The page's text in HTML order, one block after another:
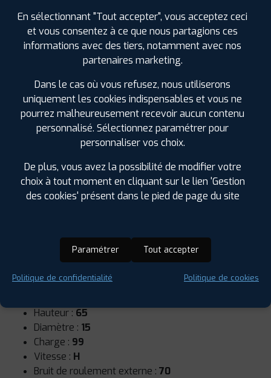
Runflat :Non
Hauteur : 65
Diamètre : 15
Charge : 99
Vitesse : H
Bruit de roulement externe : 70
En sélectionnant "Tout accepter", vous acceptez ceci
et vous consentez à ce que nous partagions ces
informations avec des tiers, notamment avec nos
partenaires marketing.
Dans le cas où vous refusez, nous utiliserons
uniquement les cookies indispensables et vous ne
pourrez malheureusement recevoir aucun contenu
personnalisé. Sélectionnez paramétrer pour
personnaliser vos choix.
De plus, vous avez la possibilité de modifier votre
choix à tout moment en cliquant sur le lien 'Gestion
des cookies' présent dans le pied de page du site
Paramétrer Tout accepter
Politique de confidentialité Politique de cookies